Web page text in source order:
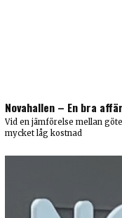
Novahallen – En bra
Vid en jämförelse mellan
mycket låg kostnad